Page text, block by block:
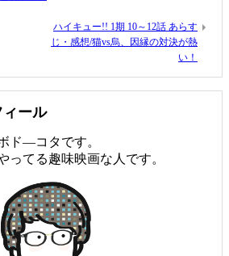
ハイキュー!! 1期 10～12話 あらす
じ・感想/猫vs烏、因縁の対決が熱
い！
ール
ド―コタです。
ってる趣味映画な人です。